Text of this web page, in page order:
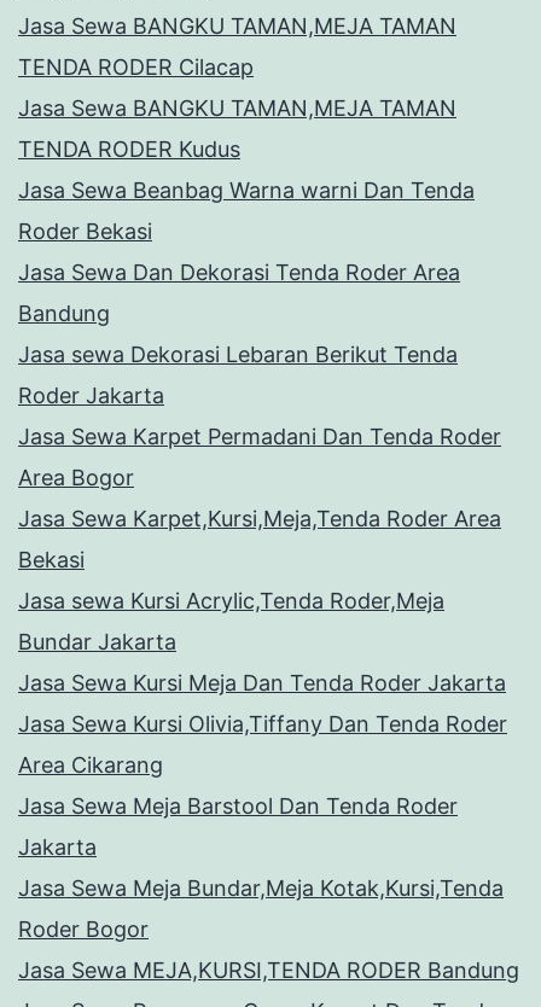
Jasa Sewa BANGKU TAMAN,MEJA TAMAN
TENDA RODER Cilacap
Jasa Sewa BANGKU TAMAN,MEJA TAMAN
TENDA RODER Kudus
Jasa Sewa Beanbag Warna warni Dan Tenda
Roder Bekasi
Jasa Sewa Dan Dekorasi Tenda Roder Area
Bandung
Jasa sewa Dekorasi Lebaran Berikut Tenda
Roder Jakarta
Jasa Sewa Karpet Permadani Dan Tenda Roder
Area Bogor
Jasa Sewa Karpet,Kursi,Meja,Tenda Roder Area
Bekasi
Jasa sewa Kursi Acrylic,Tenda Roder,Meja
Bundar Jakarta
Jasa Sewa Kursi Meja Dan Tenda Roder Jakarta
Jasa Sewa Kursi Olivia,Tiffany Dan Tenda Roder
Area Cikarang
Jasa Sewa Meja Barstool Dan Tenda Roder
Jakarta
Jasa Sewa Meja Bundar,Meja Kotak,Kursi,Tenda
Roder Bogor
Jasa Sewa MEJA,KURSI,TENDA RODER Bandung